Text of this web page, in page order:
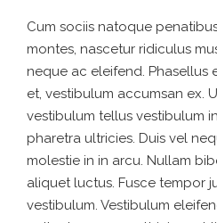
Cum sociis natoque
montes, nascetur ridiculus
neque ac eleifend. Phasellus
et, vestibulum accumsan ex.
vestibulum tellus vestibulum
pharetra ultricies. Duis vel
molestie in in arcu. Nullam
aliquet luctus. Fusce tempor
vestibulum. Vestibulum